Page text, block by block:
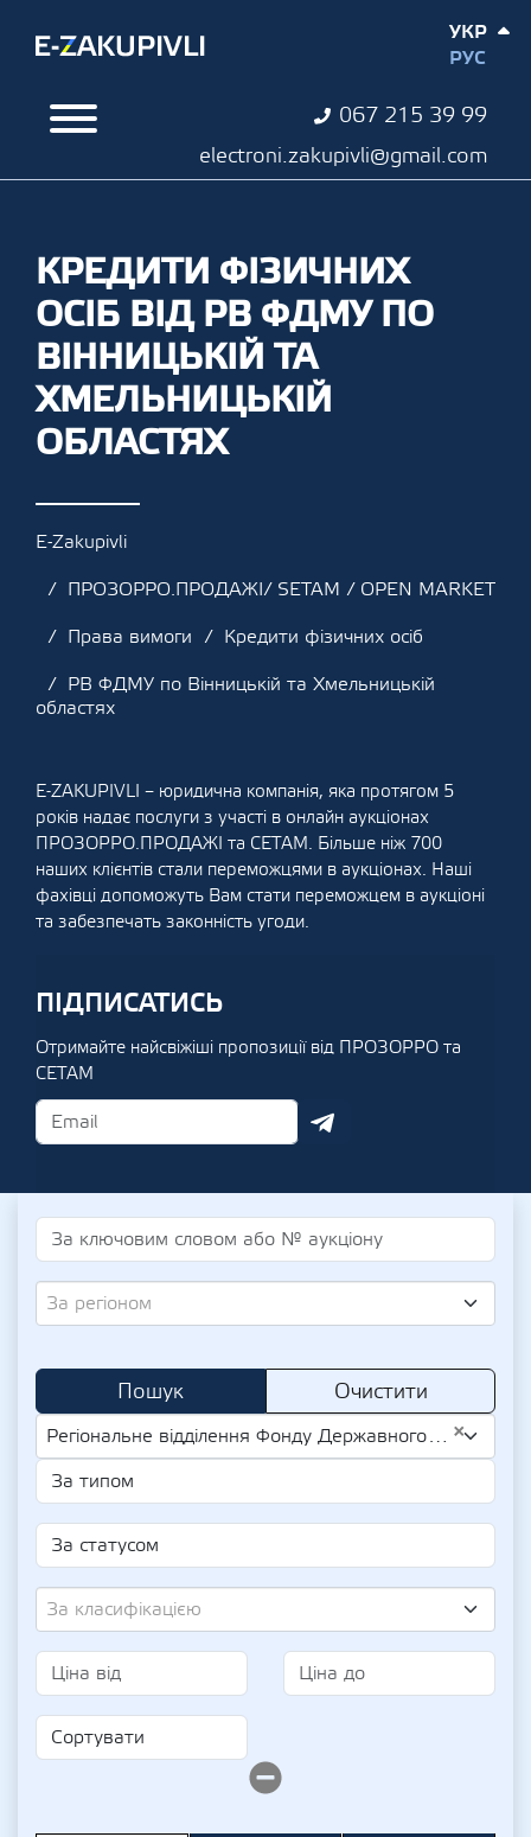
067 215 39 99
electroni.zakupivli@gmail.com
УКР
РУС
КРЕДИТИ ФІЗИЧНИХ
ОСІБ ВІД РВ ФДМУ ПО
ВІННИЦЬКІЙ ТА
ХМЕЛЬНИЦЬКІЙ
ОБЛАСТЯХ
E-Zakupivli
ПРОЗОРРО.ПРОДАЖІ/ SETAM / OPEN MARKET
Права вимоги
Кредити фізичних осіб
РВ ФДМУ по Вінницькій та Хмельницькій
областях
E-ZAKUPIVLI – юридична компанія, яка протягом 5
років надає послуги з участі в онлайн аукціонах
ПРОЗОРРО.ПРОДАЖІ та СЕТАМ. Більше ніж 700
наших клієнтів стали переможцями в аукціонах. Наші
фахівці допоможуть Вам стати переможцем в аукціоні
та забезпечать законність угоди.
ПІДПИСАТИСЬ
Отримайте найсвіжіші пропозиції від ПРОЗОРРО та
СЕТАМ
За регіоном
Пошук Очистити
×
Регіональне відділення Фонду Державного Майна України по Вінницькій та Хмельницькій областях (UA-EDR 42964094)
За класифікацією